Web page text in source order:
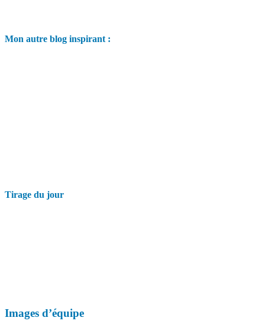
Mon autre blog inspirant :
Tirage du jour
Images d’équipe